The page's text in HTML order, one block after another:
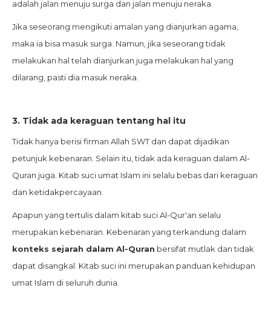
adalah jalan menuju surga dan jalan menuju neraka.
Jika seseorang mengikuti amalan yang dianjurkan agama,
maka ia bisa masuk surga. Namun, jika seseorang tidak
melakukan hal telah dianjurkan juga melakukan hal yang
dilarang, pasti dia masuk neraka.
3. Tidak ada keraguan tentang hal itu
Tidak hanya berisi firman Allah SWT dan dapat dijadikan
petunjuk kebenaran. Selain itu, tidak ada keraguan dalam Al-
Quran juga. Kitab suci umat Islam ini selalu bebas dari keraguan
dan ketidakpercayaan.
Apapun yang tertulis dalam kitab suci Al-Qur'an selalu
merupakan kebenaran. Kebenaran yang terkandung dalam
konteks sejarah dalam Al-Quran bersifat mutlak dan tidak
dapat disangkal. Kitab suci ini merupakan panduan kehidupan
umat Islam di seluruh dunia.